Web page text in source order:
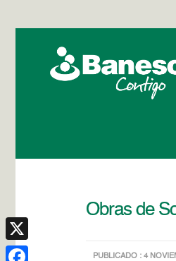
Obras de
PUBLICADO : 4
X